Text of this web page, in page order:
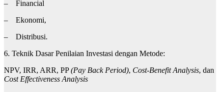
– Financial
– Ekonomi,
– Distribusi.
6. Teknik Dasar Penilaian Investasi dengan Metode:
NPV, IRR, ARR, PP(Pay Back Period), Cost-Benefit Analysis, dan
Cost Effectiveness Analysis